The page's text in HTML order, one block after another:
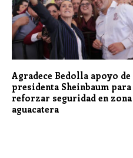
Agradece Bedolla apoyo de
presidenta Sheinbaum para
reforzar seguridad en zona
aguacatera